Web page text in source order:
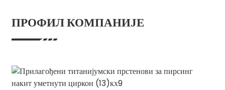
ПРОФИЛ КОМПАНИЈЕ